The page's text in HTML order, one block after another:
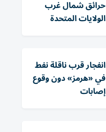
حرائق شمال غرب
الولايات المتحدة
انفجار قرب ناقلة نفط
في «هرمز» دون وقوع
إصابات